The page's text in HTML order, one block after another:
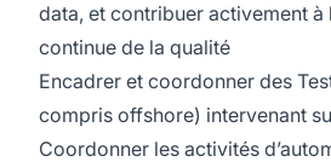
data, et contribuer activement à
continue de la qualité
Encadrer et coordonner des
compris offshore) intervenant
Coordonner les activités